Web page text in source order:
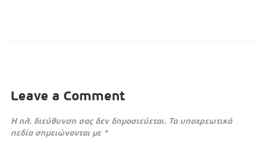
Leave a Comment
Η ηλ. διεύθυνση σας δεν δημοσιεύεται. Τα υποχρεωτικά
πεδία σημειώνονται με *